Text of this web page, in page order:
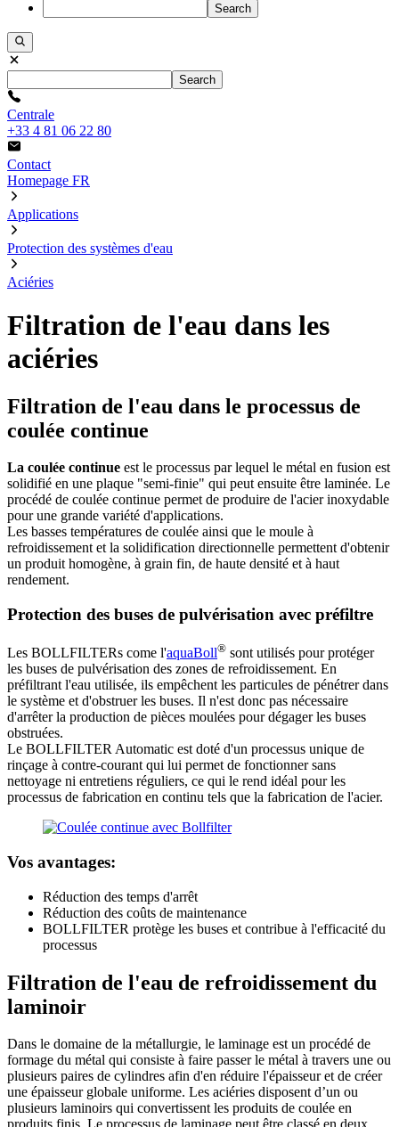
Search
Search
Centrale
+33 4 81 06 22 80
Contact
Homepage FR
Applications
Protection des systèmes d'eau
Aciéries
Filtration de l'eau dans les
aciéries
Filtration de l'eau dans le processus de
coulée continue
La coulée continue est le processus par lequel le métal en fusion est
solidifié en une plaque "semi-finie" qui peut ensuite être laminée. Le
procédé de coulée continue permet de produire de l'acier inoxydable
pour une grande variété d'applications.
Les basses températures de coulée ainsi que le moule à
refroidissement et la solidification directionnelle permettent d'obtenir
un produit homogène, à grain fin, de haute densité et à haut
rendement.
Protection des buses de pulvérisation avec préfiltre
Les BOLLFILTERs come l'aquaBoll® sont utilisés pour protéger
les buses de pulvérisation des zones de refroidissement. En
préfiltrant l'eau utilisée, ils empêchent les particules de pénétrer dans
le système et d'obstruer les buses. Il n'est donc pas nécessaire
d'arrêter la production de pièces moulées pour dégager les buses
obstruées.
Le BOLLFILTER Automatic est doté d'un processus unique de
rinçage à contre-courant qui lui permet de fonctionner sans
nettoyage ni entretiens réguliers, ce qui le rend idéal pour les
processus de fabrication en continu tels que la fabrication de l'acier.
Vos avantages:
Réduction des temps d'arrêt
Réduction des coûts de maintenance
BOLLFILTER protège les buses et contribue à l'efficacité du
processus
Filtration de l'eau de refroidissement du
laminoir
Dans le domaine de la métallurgie, le laminage est un procédé de
formage du métal qui consiste à faire passer le métal à travers une ou
plusieurs paires de cylindres afin d'en réduire l'épaisseur et de créer
une épaisseur globale uniforme. Les aciéries disposent d’un ou
plusieurs laminoirs qui convertissent les produits de coulée en